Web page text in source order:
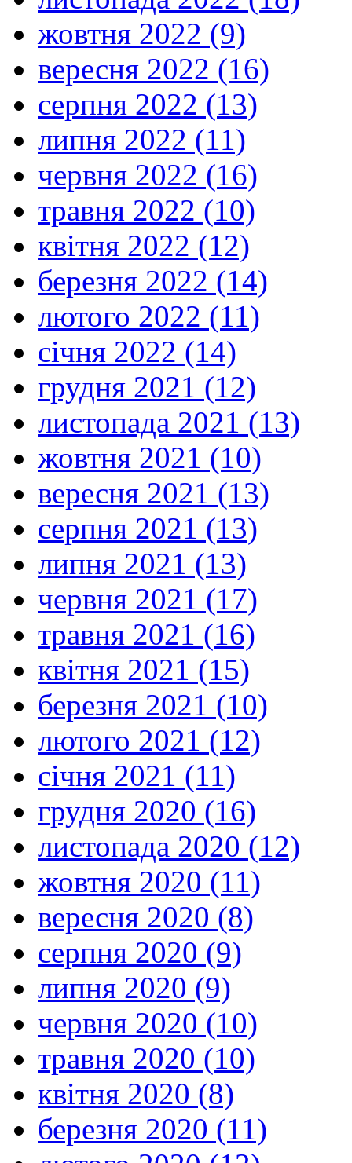
жовтня 2022 (9)
вересня 2022 (16)
серпня 2022 (13)
липня 2022 (11)
червня 2022 (16)
травня 2022 (10)
квітня 2022 (12)
березня 2022 (14)
лютого 2022 (11)
січня 2022 (14)
грудня 2021 (12)
листопада 2021 (13)
жовтня 2021 (10)
вересня 2021 (13)
серпня 2021 (13)
липня 2021 (13)
червня 2021 (17)
травня 2021 (16)
квітня 2021 (15)
березня 2021 (10)
лютого 2021 (12)
січня 2021 (11)
грудня 2020 (16)
листопада 2020 (12)
жовтня 2020 (11)
вересня 2020 (8)
серпня 2020 (9)
липня 2020 (9)
червня 2020 (10)
травня 2020 (10)
квітня 2020 (8)
березня 2020 (11)